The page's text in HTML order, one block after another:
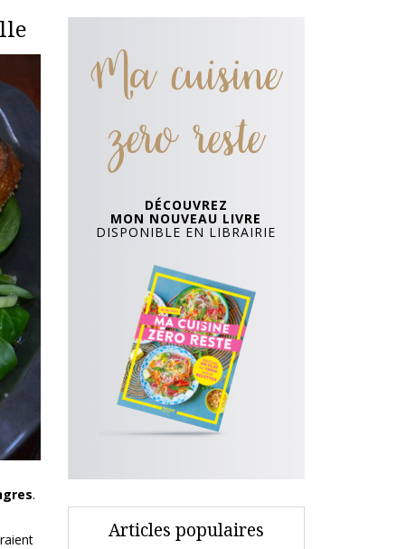
.
Ma cuisine
zero reste
DÉCOUVREZ
MON NOUVEAU LIVRE
DISPONIBLE EN LIBRAIRIE
Articles populaires